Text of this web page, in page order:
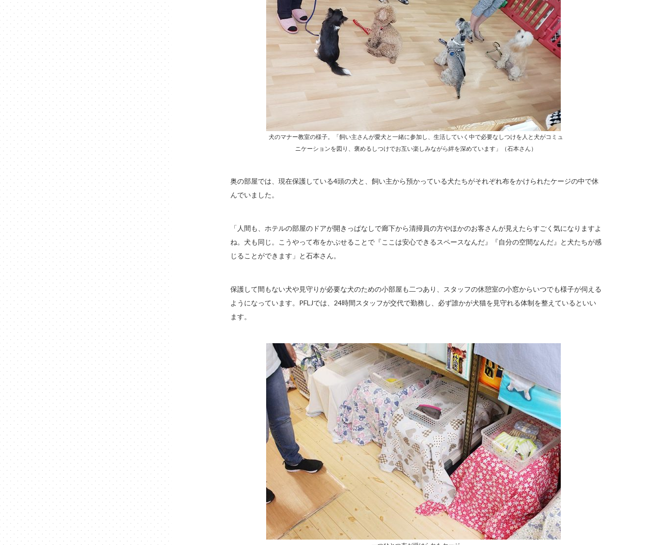
犬のマナー教室の様子。「飼い主さんが愛犬と一緒に参加し、生活していく中で必要なしつけを人と犬がコミュ
ニケーションを図り、褒めるしつけでお互い楽しみながら絆を深めています」（石本さん）
奥の部屋では、現在保護している4頭の犬と、飼い主から預かっている犬たちがそれぞれ布をかけられたケージの中で休
んでいました。
「人間も、ホテルの部屋のドアが開きっぱなしで廊下から清掃員の方やほかのお客さんが見えたらすごく気になりますよ
ね。犬も同じ。こうやって布をかぶせることで『ここは安心できるスペースなんだ』『自分の空間なんだ』と犬たちが感
じることができます」と石本さん。
保護して間もない犬や見守りが必要な犬のための小部屋も二つあり、スタッフの休憩室の小窓からいつでも様子が伺える
ようになっています。PFLJでは、24時間スタッフが交代で勤務し、必ず誰かが犬猫を見守れる体制を整えているといい
ます。